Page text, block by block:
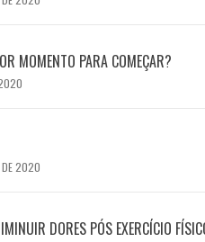
MOMENTO PARA COMEÇAR?
DE 2020
DORES PÓS EXERCÍCIO